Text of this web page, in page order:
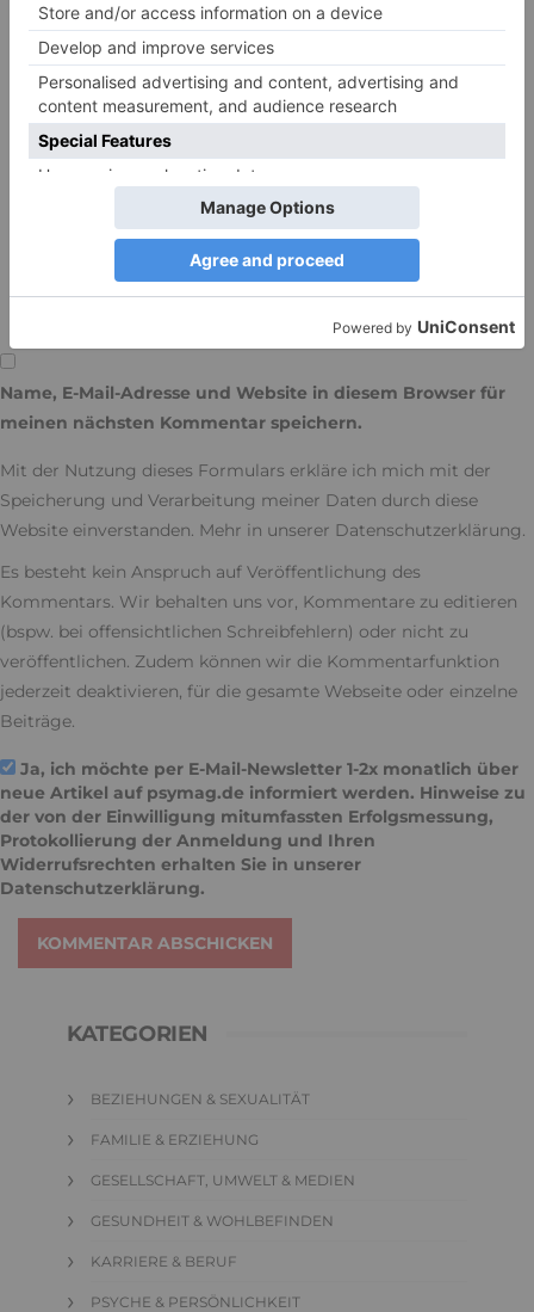
(die E-Mail-Adresse wird nicht veröffentlicht)
Name, E-Mail-Adresse und Website in diesem Browser für
meinen nächsten Kommentar speichern.
Mit der Nutzung dieses Formulars erkläre ich mich mit der
Speicherung und Verarbeitung meiner Daten durch diese
Website einverstanden. Mehr in unserer Datenschutzerklärung.
Es besteht kein Anspruch auf Veröffentlichung des
Kommentars. Wir behalten uns vor, Kommentare zu editieren
(bspw. bei offensichtlichen Schreibfehlern) oder nicht zu
veröffentlichen. Zudem können wir die Kommentarfunktion
jederzeit deaktivieren, für die gesamte Webseite oder einzelne
Beiträge.
Ja, ich möchte per E-Mail-Newsletter 1-2x monatlich über
neue Artikel auf psymag.de informiert werden. Hinweise zu
der von der Einwilligung mitumfassten Erfolgsmessung,
Protokollierung der Anmeldung und Ihren
Widerrufsrechten erhalten Sie in unserer
Datenschutzerklärung.
KOMMENTAR ABSCHICKEN
KATEGORIEN
BEZIEHUNGEN & SEXUALITÄT
FAMILIE & ERZIEHUNG
GESELLSCHAFT, UMWELT & MEDIEN
GESUNDHEIT & WOHLBEFINDEN
KARRIERE & BERUF
PSYCHE & PERSÖNLICHKEIT